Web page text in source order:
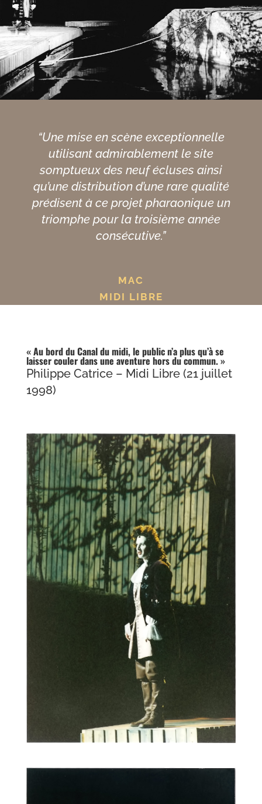
“Une mise en scène exceptionnelle
utilisant admirablement le site
somptueux des neuf écluses ainsi
qu’une distribution d’une rare qualité
prédisent à ce projet pharaonique un
triomphe pour la troisième année
consécutive.”
MAC
MIDI LIBRE
« Au bord du Canal du midi, le public n’a plus qu’à se
laisser couler dans une aventure hors du commun. »
Philippe Catrice – Midi Libre (21 juillet
1998)